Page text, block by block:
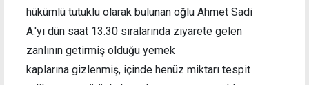
hükümlü tutuklu olarak bulunan oğlu Ahmet Sadi
A.'yı dün saat 13.30 sıralarında ziyarete gelen
zanlının getirmiş olduğu yemek
kaplarına gizlenmiş, içinde henüz miktarı tespit